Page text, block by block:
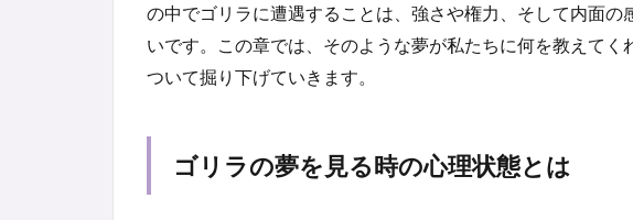
の中でゴリラに遭遇することは、強さや権力、そして内面の
いです。この章では、そのような夢が私たちに何を教えてく
ついて掘り下げていきます。
ゴリラの夢を見る時の心理状態とは